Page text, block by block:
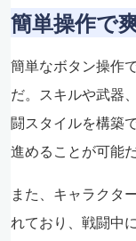
簡単操作で
簡単なボタン操作
だ。スキルや武器
闘スタイルを構築
進めることが可能だ
また、キャラクタ
れており、戦闘中